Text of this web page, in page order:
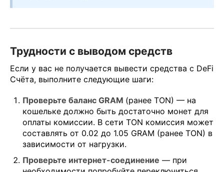
Трудности с выводом средств
Если у вас не получается вывести средства с DeFi
Счёта, выполните следующие шаги:
Проверьте баланс GRAM (ранее TON) — на
кошельке должно быть достаточно монет для
оплаты комиссии. В сети TON комиссия может
составлять от 0.02 до 1.05 GRAM (ранее TON) в
зависимости от нагрузки.
Проверьте интернет-соединение — при